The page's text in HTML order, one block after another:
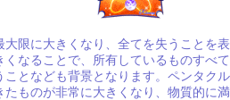
大限に大きくなり、全てを失うことを表
なることで、所有しているものすべて
となども背景となります。ペンタクル
ものが非常に大きくなり、物質的に満